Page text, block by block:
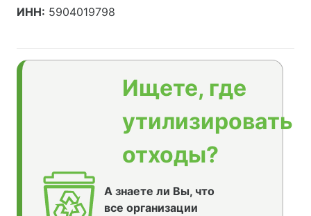
ИНН: 5904019798
Ищете, где
утилизировать
отходы?
А знаете ли Вы, что
все организации